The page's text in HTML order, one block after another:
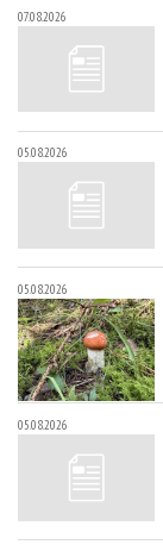
07.08.2026
05.08.2026
05.08.2026
05.08.2026